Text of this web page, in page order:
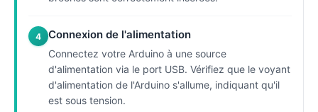
4 Connexion de l'alimentation
Connectez votre Arduino à une source
d'alimentation via le port USB. Vérifiez que le voyant
d'alimentation de l'Arduino s'allume, indiquant qu'il
est sous tension.